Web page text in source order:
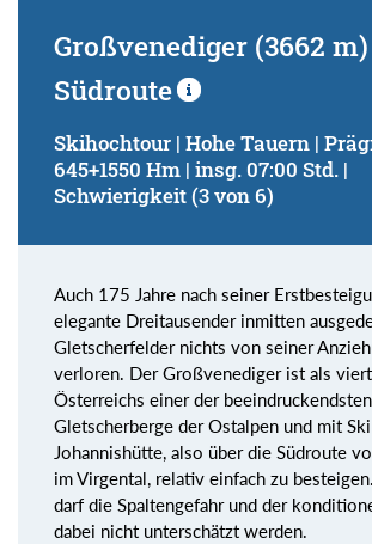
Großvenediger (3662
Südroute
Skihochtour | Hohe Tauern |
645+1550 Hm | insg. 07:00 Std. |
Schwierigkeit (3 von 6)
Auch 175 Jahre nach seiner
elegante Dreitausender inmitten
Gletscherfelder nichts von seiner
verloren. Der Großvenediger ist als
Österreichs einer der beeindruckendsten
Gletscherberge der Ostalpen und mit
Johannishütte, also über die Südroute
im Virgental, relativ einfach zu
darf die Spaltengefahr und der
dabei nicht unterschätzt werden.